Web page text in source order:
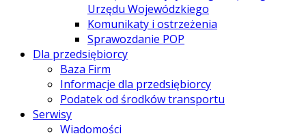
Urzędu Wojewódzkiego
Komunikaty i ostrzeżenia
Sprawozdanie POP
Dla przedsiębiorcy
Baza Firm
Informacje dla przedsiębiorcy
Podatek od środków transportu
Serwisy
Wiadomości